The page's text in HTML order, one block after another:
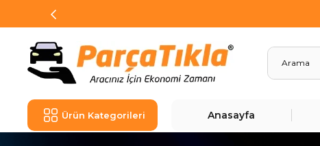
Ürün Kategorileri Anasayfa